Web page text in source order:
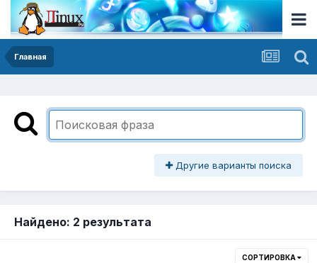
Главная
Другие варианты поиска
Найдено: 2 результата
СОРТИРОВКА